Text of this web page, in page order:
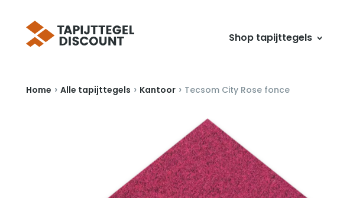
Shop tapijttegels
Home › Alle tapijttegels › Kantoor › Tecsom City Rose fonce